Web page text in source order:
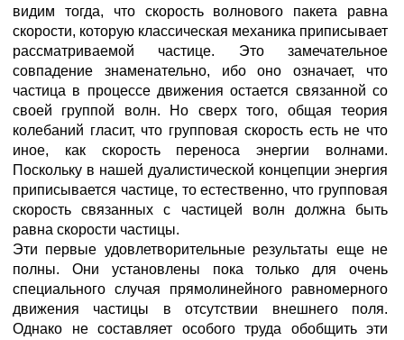
видим тогда, что скорость волнового пакета равна
скорости, которую классическая механика приписывает
рассматриваемой частице. Это замечательное
совпадение знаменательно, ибо оно означает, что
частица в процессе движения остается связанной со
своей группой волн. Но сверх того, общая теория
колебаний гласит, что групповая скорость есть не что
иное, как скорость переноса энергии волнами.
Поскольку в нашей дуалистической концепции энергия
приписывается частице, то естественно, что групповая
скорость связанных с частицей волн должна быть
равна скорости частицы.
Эти первые удовлетворительные результаты еще не
полны. Они установлены пока только для очень
специального случая прямолинейного равномерного
движения частицы в отсутствии внешнего поля.
Однако не составляет особого труда обобщить эти